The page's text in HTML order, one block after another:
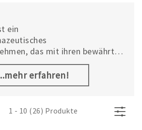
ein
das mit ihren bewährten
und Pflegemitteln für die
jeden einzelnen Tieres sorgt.
vor knapp 30 Jahren stehen
Produkte im Vordergrund.
erfahren!
1 - 10 (26) Produkte